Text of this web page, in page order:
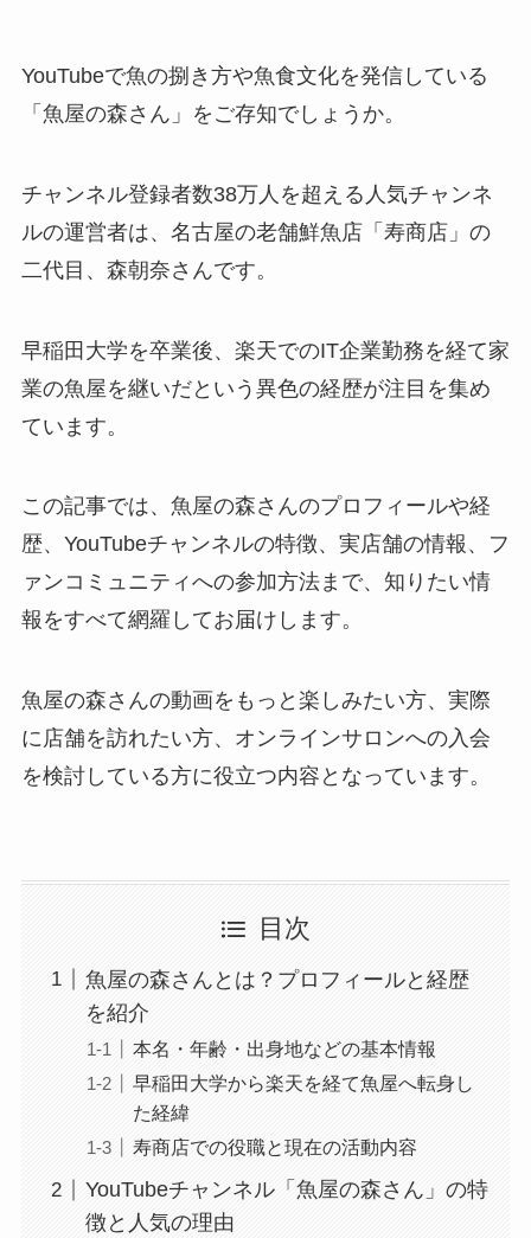
YouTubeで魚の捌き方や魚食文化を発信している
「魚屋の森さん」をご存知でしょうか。
チャンネル登録者数38万人を超える人気チャンネ
ルの運営者は、名古屋の老舗鮮魚店「寿商店」の
二代目、森朝奈さんです。
早稲田大学を卒業後、楽天でのIT企業勤務を経て家
業の魚屋を継いだという異色の経歴が注目を集め
ています。
この記事では、魚屋の森さんのプロフィールや経
歴、YouTubeチャンネルの特徴、実店舗の情報、フ
ァンコミュニティへの参加方法まで、知りたい情
報をすべて網羅してお届けします。
魚屋の森さんの動画をもっと楽しみたい方、実際
に店舗を訪れたい方、オンラインサロンへの入会
を検討している方に役立つ内容となっています。
目次
魚屋の森さんとは？プロフィールと経歴
を紹介
本名・年齢・出身地などの基本情報
早稲田大学から楽天を経て魚屋へ転身し
た経緯
寿商店での役職と現在の活動内容
YouTubeチャンネル「魚屋の森さん」の特
徴と人気の理由